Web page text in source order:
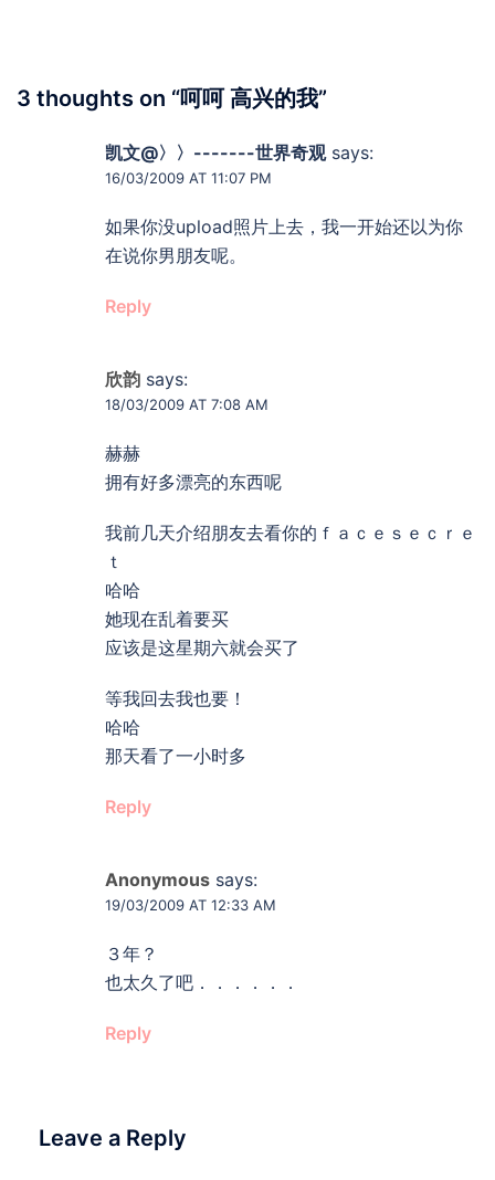
3 thoughts on “呵呵 高兴的我”
凯文@〉〉-------世界奇观 says:
16/03/2009 AT 11:07 PM
如果你没upload照片上去，我一开始还以为你
在说你男朋友呢。
Reply
欣韵 says:
18/03/2009 AT 7:08 AM
赫赫
拥有好多漂亮的东西呢
我前几天介绍朋友去看你的ｆａｃｅｓｅｃｒｅ
ｔ
哈哈
她现在乱着要买
应该是这星期六就会买了
等我回去我也要！
哈哈
那天看了一小时多
Reply
Anonymous says:
19/03/2009 AT 12:33 AM
３年？
也太久了吧．．．．．．
Reply
Leave a Reply